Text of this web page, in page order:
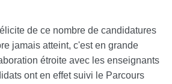
de ce nombre de candidatures
jamais atteint, c'est en grande
étroite avec les enseignants
ont en effet suivi le Parcours